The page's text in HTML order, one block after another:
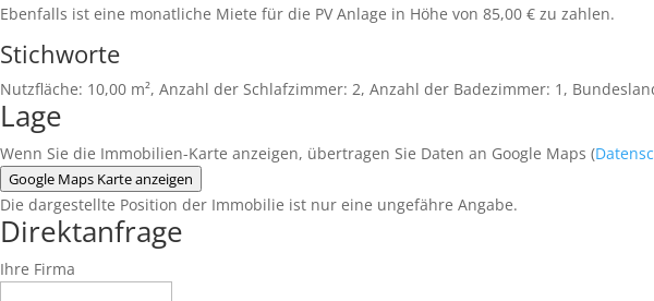
Ebenfalls ist eine monatliche Miete für die PV Anlage in Höhe von 85,00 € zu zahlen.
Stichworte
Nutzfläche: 10,00 m², Anzahl der Schlafzimmer: 2, Anzahl der Badezimmer: 1,
Lage
Wenn Sie die Immobilien-Karte anzeigen, übertragen Sie Daten an Google Maps (
Google Maps Karte anzeigen
Die dargestellte Position der Immobilie ist nur eine ungefähre Angabe.
Direktanfrage
Ihre Firma